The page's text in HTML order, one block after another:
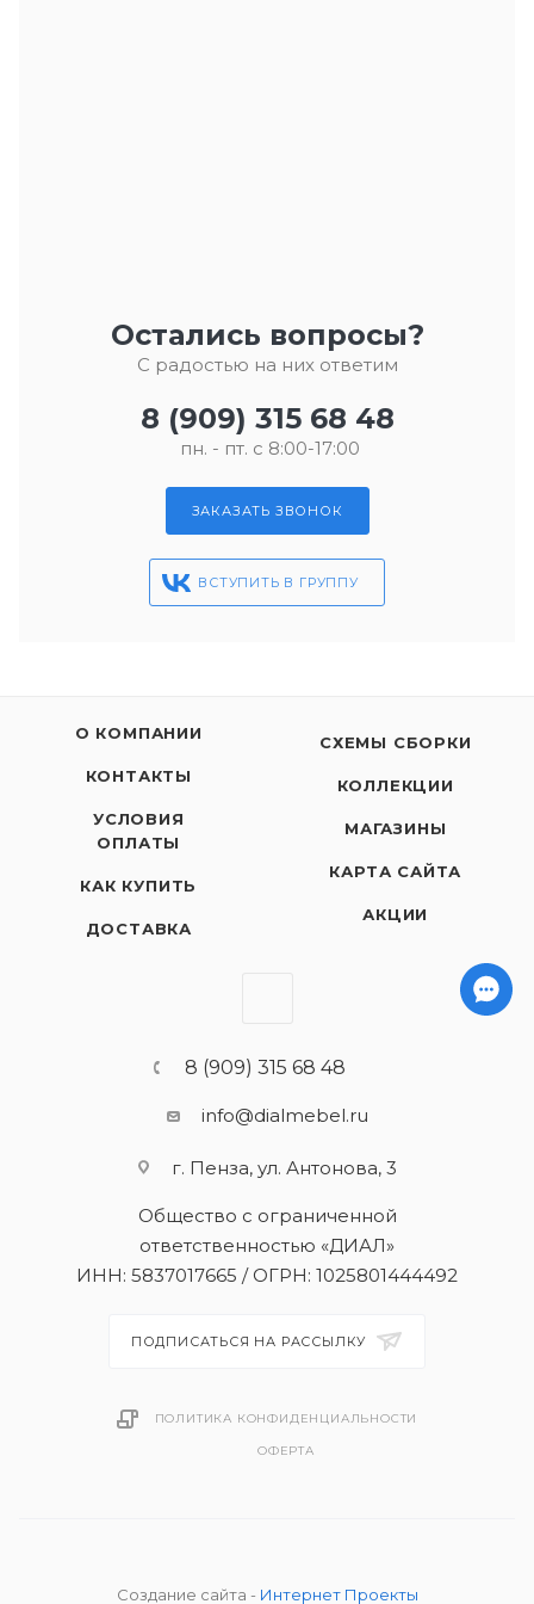
Остались вопросы?
С радостью на них ответим
8 (909) 315 68 48
пн. - пт. с 8:00-17:00
ЗАКАЗАТЬ ЗВОНОК
ВСТУПИТЬ В ГРУППУ
О КОМПАНИИ
КОНТАКТЫ
УСЛОВИЯ
ОПЛАТЫ
КАК КУПИТЬ
ДОСТАВКА
СХЕМЫ СБОРКИ
КОЛЛЕКЦИИ
МАГАЗИНЫ
КАРТА САЙТА
АКЦИИ
8 (909) 315 68 48
info@dialmebel.ru
г. Пенза, ул. Антонова, 3
Общество с ограниченной
ответственностью «ДИАЛ»
ИНН: 5837017665 / ОГРН: 1025801444492
ПОДПИСАТЬСЯ НА РАССЫЛКУ
ПОЛИТИКА КОНФИДЕНЦИАЛЬНОСТИ
ОФЕРТА
Создание сайта - Интернет Проекты